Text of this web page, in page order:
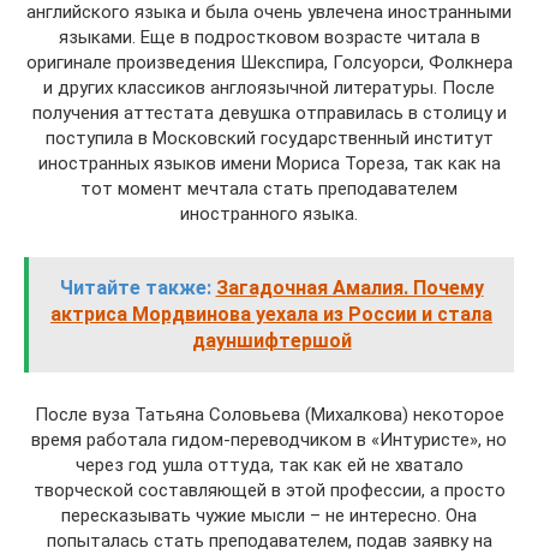
английского языка и была очень увлечена иностранными
языками. Еще в подростковом возрасте читала в
оригинале произведения Шекспира, Голсуорси, Фолкнера
и других классиков англоязычной литературы. После
получения аттестата девушка отправилась в столицу и
поступила в Московский государственный институт
иностранных языков имени Мориса Тореза, так как на
тот момент мечтала стать преподавателем
иностранного языка.
Читайте также: Загадочная Амалия. Почему
актриса Мордвинова уехала из России и стала
дауншифтершой
После вуза Татьяна Соловьева (Михалкова) некоторое
время работала гидом-переводчиком в «Интуристе», но
через год ушла оттуда, так как ей не хватало
творческой составляющей в этой профессии, а просто
пересказывать чужие мысли – не интересно. Она
попыталась стать преподавателем, подав заявку на